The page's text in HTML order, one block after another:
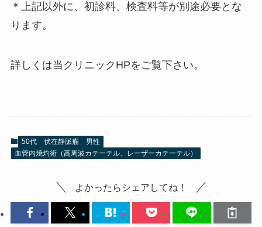
＊上記以外に、初診料、検査料等が別途必要とな
ります。
詳しくは当クリニックHPをご覧下さい。
50代 伏在静脈瘤
男性
血管内焼灼術（高周波カテーテル、レーザーカテーテル）
よかったらシェアしてね！